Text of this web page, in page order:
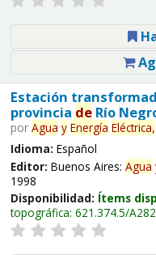
Estación
provincia deRío
por Agua y Energía Eléctrica,
Idioma: Español
Editor: Buenos Aires: Agua
1998
Disponibilidad: Ítems
topográfica: 621.374.5/